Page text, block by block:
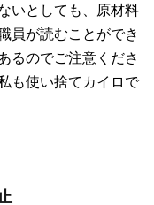
いとしても、原材料
員が読むことができ
るのでご注意くださ
も使い捨てカイロで